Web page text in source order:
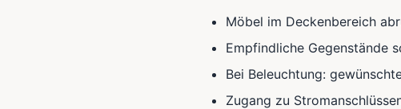
Möbel im Deckenbereich
Empfindliche Gegenstände
Bei Beleuchtung:
Zugang zu